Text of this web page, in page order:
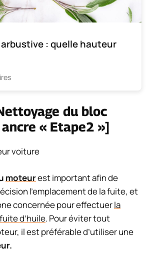
: quelle hauteur
du bloc
« Etape2 »]
moteurest important afin de
l’emplacement de la fuite, et
concernée pour effectuerla
d’huile. Pour éviter tout
il est préférable d’utiliser une